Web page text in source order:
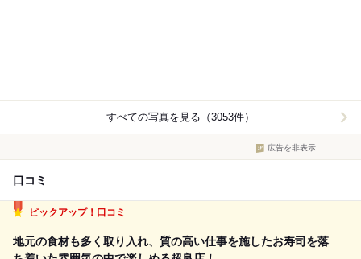
すべての写真を見る（3053件）
広告を非表示
口コミ
ピックアップ！口コミ
地元の食材も多く取り入れ、質の高い仕事を施したお寿司を落